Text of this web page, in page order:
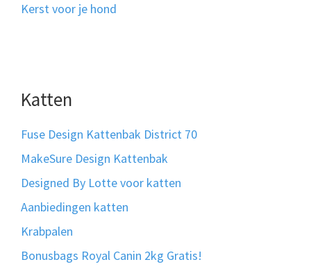
Kerst voor je hond
Katten
Fuse Design Kattenbak District 70
MakeSure Design Kattenbak
Designed By Lotte voor katten
Aanbiedingen katten
Krabpalen
Bonusbags Royal Canin 2kg Gratis!